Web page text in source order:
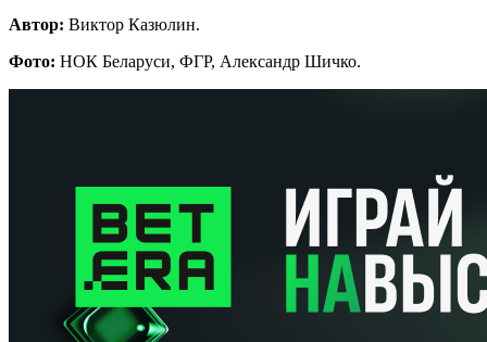
Автор: Виктор Казюлин.
Фото: НОК Беларуси, ФГР, Александр Шичко.